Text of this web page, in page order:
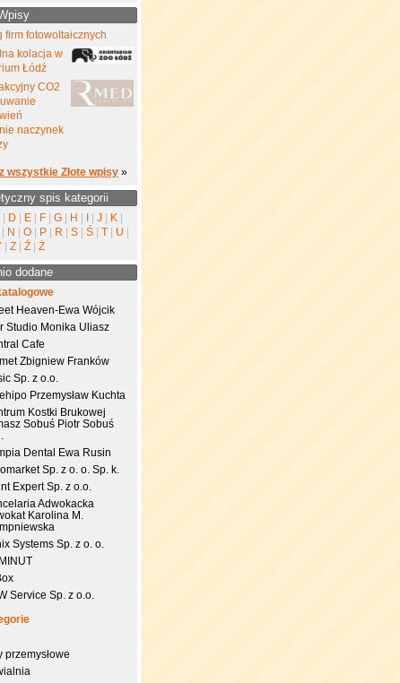
firm fotowoltaicznych
kolacja w
Łódź
CO2
naczynek
wszystkie Złote wpisy »
spis kategorii
D E F G H J K
N O P R S Ś T U
Z Ź Ż
dodane
Heaven-Ewa Wójcik
Studio Monika Uliasz
Cafe
Zbigniew Franków
Sp. z o.o.
Przemysław Kuchta
Kostki Brukowej
Sobuś Piotr Sobuś
Dental Ewa Rusin
Sp. z o. o. Sp. k.
Expert Sp. z o.o.
Adwokacka
Karolina M.
Systems Sp. z o. o.
Service Sp. z o.o.
przemysłowe